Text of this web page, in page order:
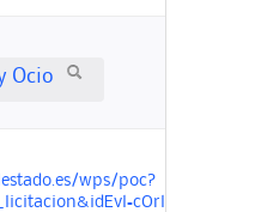
Ocio
wps/poc?